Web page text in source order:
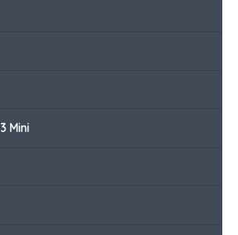
Mini